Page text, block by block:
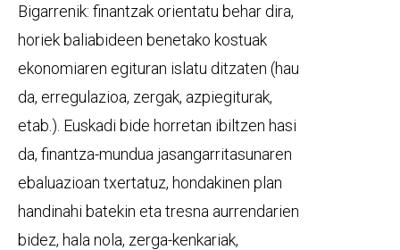
Bigarrenik: finantzak orientatu behar dira,
horiek baliabideen benetako kostuak
ekonomiaren egituran islatu ditzaten (hau
da, erregulazioa, zergak, azpiegiturak,
etab.). Euskadi bide horretan ibiltzen hasi
da, finantza-mundua jasangarritasunaren
ebaluazioan txertatuz, hondakinen plan
handinahi batekin eta tresna aurrendarien
bidez, hala nola, zerga-kenkariak,